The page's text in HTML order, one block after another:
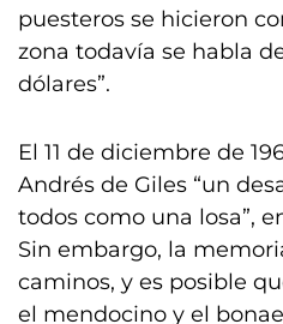
puesteros se hicieron
zona todavía se habla
dólares”.
El 11 de diciembre de
Andrés de Giles “un
todos como una losa”,
Sin embargo, la
caminos, y es posible
el mendocino y el